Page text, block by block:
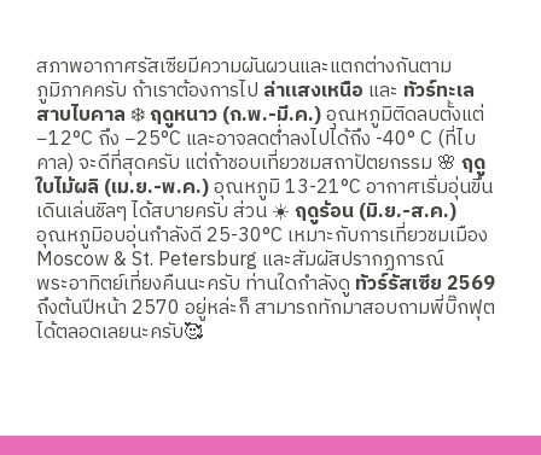
สภาพอากาศรัสเซียมีความผันผวนและแตกต่างกันตาม
ภูมิภาคครับ ถ้าเราต้องการไป ล่าแสงเหนือ และ ทัวร์ทะเล
สาบไบคาล ❄️ฤดูหนาว (ก.พ.-มี.ค.)อุณหภูมิติดลบตั้งแต่
−12°C ถึง −25°C และอาจลดต่ำลงไปได้ถึง -40° C (ที่ไบ
คาล) จะดีที่สุดครับ แต่ถ้าชอบเที่ยวชมสถาปัตยกรรม 🌸 ฤดู
ใบไม้ผลิ (เม.ย.-พ.ค.)อุณหภูมิ 13-21°C อากาศเริ่มอุ่นขึ้น
เดินเล่นชิลๆ ได้สบายครับ ส่วน ☀️ฤดูร้อน (มิ.ย.-ส.ค.)
อุณหภูมิอบอุ่นกำลังดี 25-30°C เหมาะกับการเที่ยวชมเมือง
Moscow & St. Petersburg และสัมผัสปรากฏการณ์
พระอาทิตย์เที่ยงคืนนะครับ ท่านใดกำลังดู ทัวร์รัสเซีย 2569
ถึงต้นปีหน้า 2570 อยู่หล่ะก็ สามารถทักมาสอบถามพี่บิ๊กฟุต
ได้ตลอดเลยนะครับ🥰